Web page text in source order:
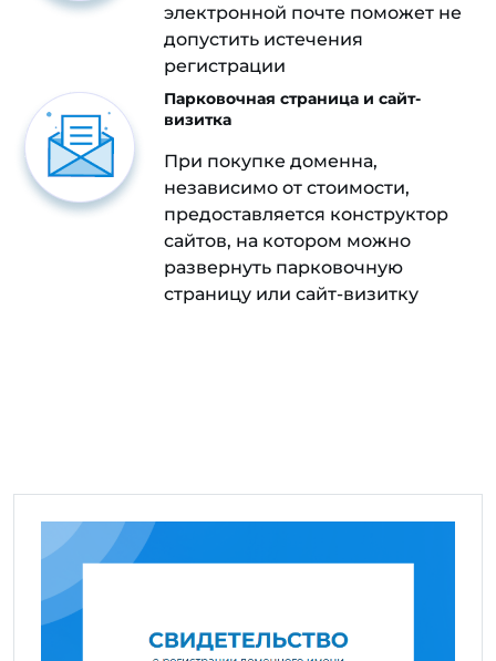
электронной почте поможет не
допустить истечения
регистрации
Парковочная страница и сайт-
визитка
При покупке доменна,
независимо от стоимости,
предоставляется конструктор
сайтов, на котором можно
развернуть парковочную
страницу или сайт-визитку